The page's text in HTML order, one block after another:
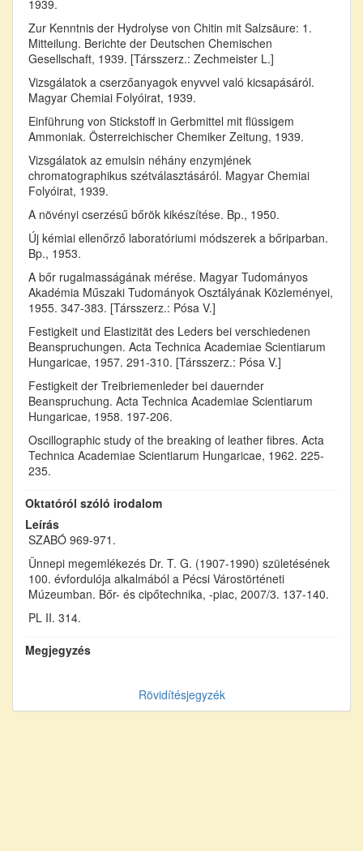
1939.
Zur Kenntnis der Hydrolyse von Chitin mit Salzsäure: 1.
Mitteilung. Berichte der Deutschen Chemischen
Gesellschaft, 1939. [Társszerz.: Zechmeister L.]
Vizsgálatok a cserzőanyagok enyvvel való kicsapásáról.
Magyar Chemiai Folyóirat, 1939.
Einführung von Stickstoff in Gerbmittel mit flüssigem
Ammoniak. Österreichischer Chemiker Zeitung, 1939.
Vizsgálatok az emulsin néhány enzymjének
chromatographikus szétválasztásáról. Magyar Chemiai
Folyóirat, 1939.
A növényi cserzésű bőrök kikészítése. Bp., 1950.
Új kémiai ellenőrző laboratóriumi módszerek a bőriparban.
Bp., 1953.
A bőr rugalmasságának mérése. Magyar Tudományos
Akadémia Műszaki Tudományok Osztályának Közleményei,
1955. 347-383. [Társszerz.: Pósa V.]
Festigkeit und Elastizität des Leders bei verschiedenen
Beanspruchungen. Acta Technica Academiae Scientiarum
Hungaricae, 1957. 291-310. [Társszerz.: Pósa V.]
Festigkeit der Treibriemenleder bei dauernder
Beanspruchung. Acta Technica Academiae Scientiarum
Hungaricae, 1958. 197-206.
Oscillographic study of the breaking of leather fibres. Acta
Technica Academiae Scientiarum Hungaricae, 1962. 225-
235.
Oktatóról szóló irodalom
Leírás
SZABÓ 969-971.
Ünnepi megemlékezés Dr. T. G. (1907-1990) születésének
100. évfordulója alkalmából a Pécsi Várostörténeti
Múzeumban. Bőr- és cipőtechnika, -piac, 2007/3. 137-140.
PL II. 314.
Megjegyzés
Rövidítésjegyzék